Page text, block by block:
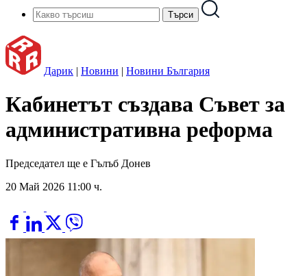
Дарик | Новини | Новини България
Кабинетът създава Съвет за
административна реформа
Председател ще е Гълъб Донев
20 Май 2026 11:00 ч.